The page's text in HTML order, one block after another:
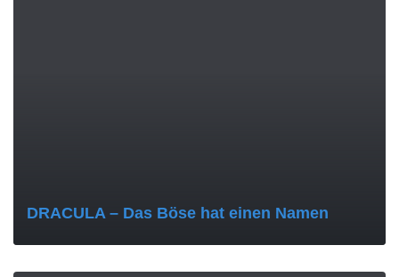
DRACULA – Das Böse hat einen Namen